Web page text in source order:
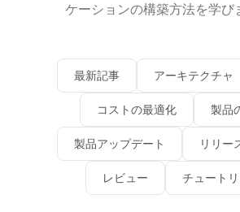
ケーションの構築方法を学び
最新記事 アーキテクチャ
コストの最適化 製品
製品アップデート リリー
レビュー チュート